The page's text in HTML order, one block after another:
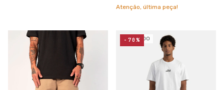
Atenção, última peça!
ESGOTADO
-70%